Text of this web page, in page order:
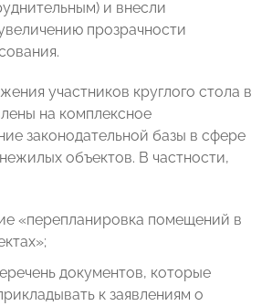
и внесли
прозрачности
участников круглого стола в
на комплексное
законодательной базы в сфере
объектов. В частности,
«перепланировка помещений в
документов, которые
к заявлениям о